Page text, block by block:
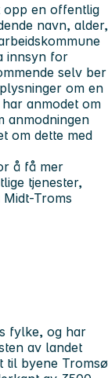
opp en offentlig
navn, alder,
innsyn for
selv ber
om en
anmodet om
anmodningen
om dette med
å få mer
tjenester,
Troms
fylke, og har
av landet
til byene Tromsø